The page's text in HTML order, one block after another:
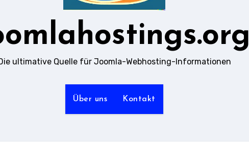
ultimative Quelle für Joomla-Webhosting-Informationen
Über uns Kontakt